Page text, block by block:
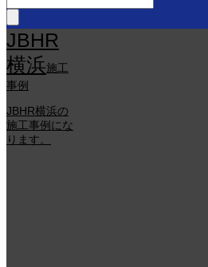
JBHR
横浜施工
事例
JBHR横浜の
施工事例にな
ります。